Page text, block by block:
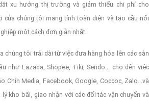
xu hướng thị trường và giảm thiểu chi phí cho
của chúng tôi mang tính toàn diện và tạo cầu nối
một cách đơn giản nhất.
chúng tôi trải dài từ việc đưa hàng hóa lên các sàn
như Lazada, Shopee, Tiki, Sendo... cho đến việc
Chin Media, Facebook, Google, Coccoc, Zalo...và
kho bãi, giao nhận với các đối tác vận chuyển và